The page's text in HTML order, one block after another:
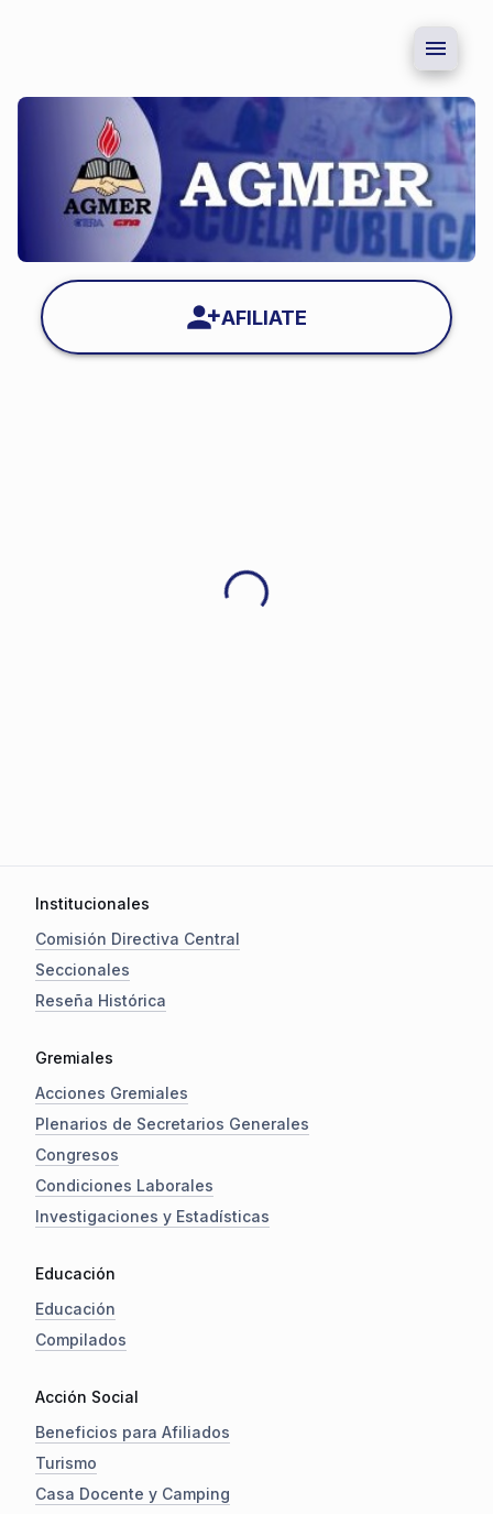
AFILIATE
Institucionales
Comisión Directiva Central
Seccionales
Reseña Histórica
Gremiales
Acciones Gremiales
Plenarios de Secretarios Generales
Congresos
Condiciones Laborales
Investigaciones y Estadísticas
Educación
Educación
Compilados
Acción Social
Beneficios para Afiliados
Turismo
Casa Docente y Camping